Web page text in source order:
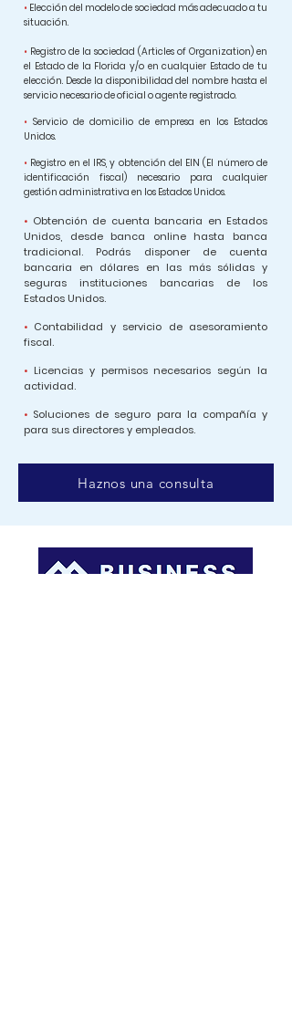
• Elección del modelo de sociedad más adecuado a tu
situación.
• Registro de la sociedad (Articles of Organization) en
el Estado de la Florida y/o en cualquier Estado de tu
elección. Desde la disponibilidad del nombre hasta el
servicio necesario de oficial o agente registrado.
• Servicio de domicilio de empresa en los Estados
Unidos.
• Registro en el IRS, y obtención del EIN (El número de
identificación fiscal) necesario para cualquier
gestión administrativa en los Estados Unidos.
• Obtención de cuenta bancaria en Estados
Unidos, desde banca online hasta banca
tradicional. Podrás disponer de cuenta
bancaria en dólares en las más sólidas y
seguras instituciones bancarias de los
Estados Unidos.
• Contabilidad y servicio de asesoramiento
fiscal.
• Licencias y permisos necesarios según la
actividad.
• Soluciones de seguro para la compañía y
para sus directores y empleados.
Haznos una consulta